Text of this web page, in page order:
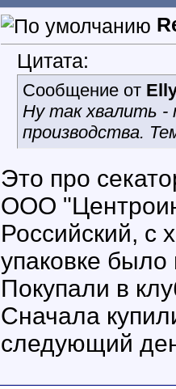
Цитата:
Сообщение от
Ну так хвалить -
производства.
Это про
ООО
Российский, с
упаковке было
Покупали в
Сначала
следующий